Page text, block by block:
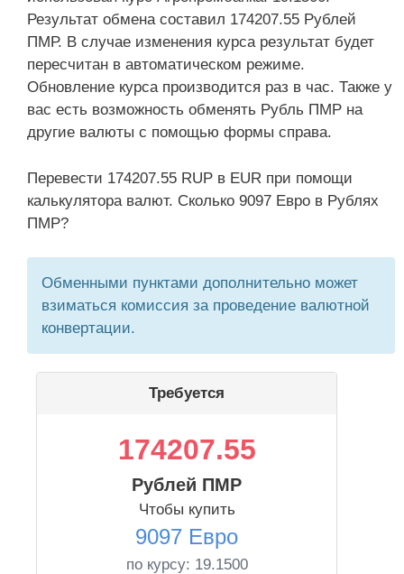
Результат обмена составил 174207.55 Рублей
ПМР. В случае изменения курса результат будет
пересчитан в автоматическом режиме.
Обновление курса производится раз в час. Также у
вас есть возможность обменять Рубль ПМР на
другие валюты с помощью формы справа.
Перевести 174207.55 RUP в EUR при помощи
калькулятора валют. Сколько 9097 Евро в Рублях
ПМР?
Обменными пунктами дополнительно может
взиматься комиссия за проведение валютной
конвертации.
Требуется
174207.55
Рублей ПМР
Чтобы купить
9097 Евро
по курсу: 19.1500